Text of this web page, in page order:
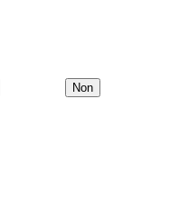
Non